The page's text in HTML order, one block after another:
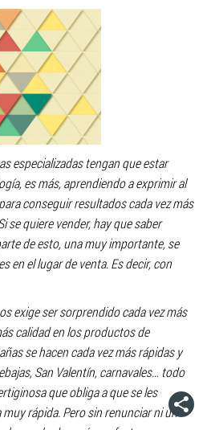
especializadas tengan que estar
es más, aprendiendo a exprimir al
conseguir resultados cada vez más
se quiere vender, hay que saber
de esto, una muy importante, se
en el lugar de venta. Es decir, con
exige ser sorprendido cada vez más
calidad en los productos de
se hacen cada vez más rápidas y
San Valentín, carnavales… todo
que obliga a que se les
rápida. Pero sin renunciar ni un